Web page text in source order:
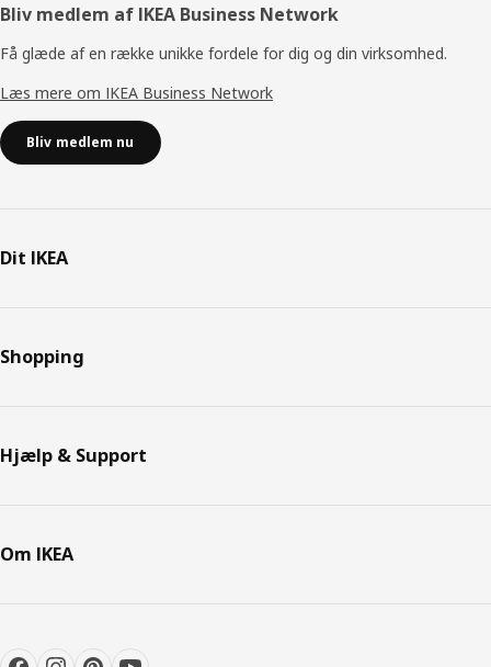
Bliv medlem af IKEA Business Network
Få glæde af en række unikke fordele for dig og din virksomhed.
Læs mere om IKEA Business Network
Bliv medlem nu
Dit IKEA
Shopping
Hjælp & Support
Om IKEA